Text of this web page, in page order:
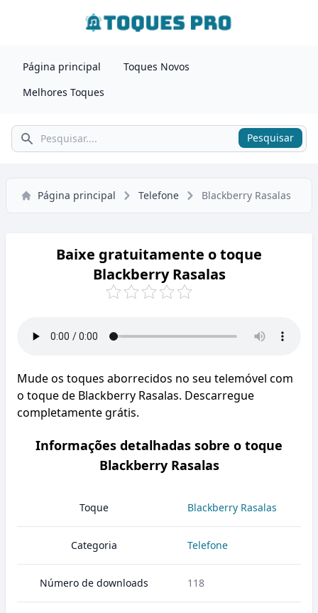
Página principal
Toques Novos
Melhores Toques
Pesquisar Pesquisar
Página principal Telefone Blackberry Rasalas
Baixe gratuitamente o toque
Blackberry Rasalas
Mude os toques aborrecidos no seu telemóvel com
o toque de Blackberry Rasalas. Descarregue
completamente grátis.
Informações detalhadas sobre o toque
Blackberry Rasalas
Toque Blackberry Rasalas
Categoria Telefone
Número de downloads 118